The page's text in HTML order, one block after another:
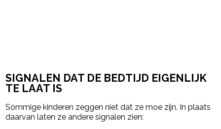
SIGNALEN DAT DE BEDTIJD EIGENLIJK
TE LAAT IS
Sommige kinderen zeggen niet dat ze moe zijn. In plaats
daarvan laten ze andere signalen zien: